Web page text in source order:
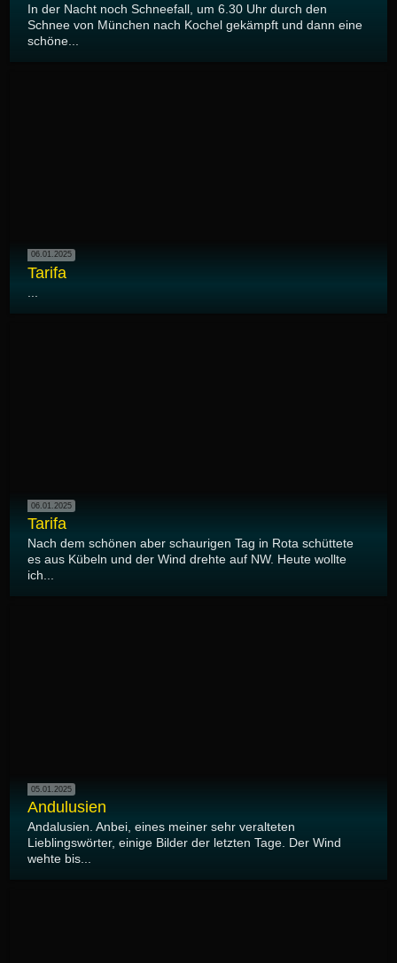
In der Nacht noch Schneefall, um 6.30 Uhr durch den
Schnee von München nach Kochel gekämpft und dann eine
schöne...
06.01.2025
Tarifa
06.01.2025
Tarifa
Nach dem schönen aber schaurigen Tag in Rota schüttete
es aus Kübeln und der Wind drehte auf NW. Heute wollte
ich...
05.01.2025
Andulusien
Andalusien. Anbei, eines meiner sehr veralteten
Lieblingswörter, einige Bilder der letzten Tage. Der Wind
wehte bis...